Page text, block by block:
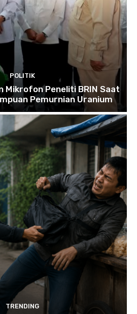
POLITIK
Mikrofon Peneliti BRIN Saat
Pemurnian Uranium
TRENDING